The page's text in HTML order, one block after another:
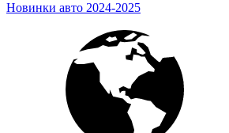
Новинки авто 2024-2025